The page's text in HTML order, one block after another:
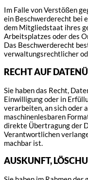
Im Falle von Verstößen
ein Beschwerderecht bei
dem Mitgliedstaat ihres
Arbeitsplatzes oder des
Das Beschwerderecht
verwaltungsrechtlicher
RECHT AUF
Sie haben das Recht,
Einwilligung oder in
verarbeiten, an sich oder
maschinenlesbaren
direkte Übertragung der
Verantwortlichen
machbar ist.
AUSKUNFT,